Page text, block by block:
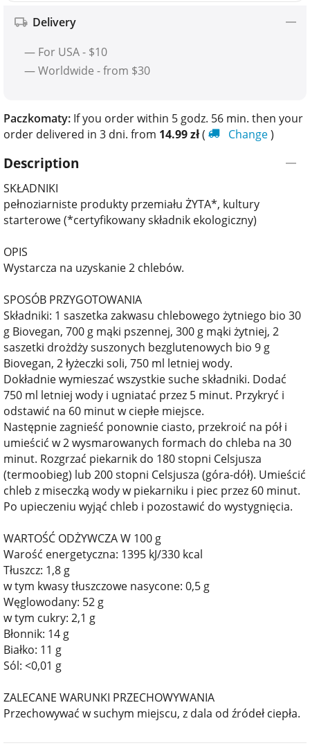
Delivery
— For USA - $10
— Worldwide - from $30
Paczkomaty: If you order within 5 godz. 56 min. then your
order delivered in 3 dni. from 14.99zł( Change)
Description
SKŁADNIKI
pełnoziarniste produkty przemiału ŻYTA*, kultury
starterowe (*certyfikowany składnik ekologiczny)
OPIS
Wystarcza na uzyskanie 2 chlebów.
SPOSÓB PRZYGOTOWANIA
Składniki: 1 saszetka zakwasu chlebowego żytniego bio 30
g Biovegan, 700 g mąki pszennej, 300 g mąki żytniej, 2
saszetki drożdży suszonych bezglutenowych bio 9 g
Biovegan, 2 łyżeczki soli, 750 ml letniej wody.
Dokładnie wymieszać wszystkie suche składniki. Dodać
750 ml letniej wody i ugniatać przez 5 minut. Przykryć i
odstawić na 60 minut w ciepłe miejsce.
Następnie zagnieść ponownie ciasto, przekroić na pół i
umieścić w 2 wysmarowanych formach do chleba na 30
minut. Rozgrzać piekarnik do 180 stopni Celsjusza
(termoobieg) lub 200 stopni Celsjusza (góra-dół). Umieścić
chleb z miseczką wody w piekarniku i piec przez 60 minut.
Po upieczeniu wyjąć chleb i pozostawić do wystygnięcia.
WARTOŚĆ ODŻYWCZA W 100 g
Warość energetyczna: 1395 kJ/330 kcal
Tłuszcz: 1,8 g
w tym kwasy tłuszczowe nasycone: 0,5 g
Węglowodany: 52 g
w tym cukry: 2,1 g
Błonnik: 14 g
Białko: 11 g
Sól: <0,01 g
ZALECANE WARUNKI PRZECHOWYWANIA
Przechowywać w suchym miejscu, z dala od źródeł ciepła.